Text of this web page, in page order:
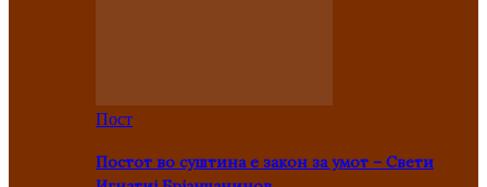
Пост
Постот во суштина е закон за умот – Свети